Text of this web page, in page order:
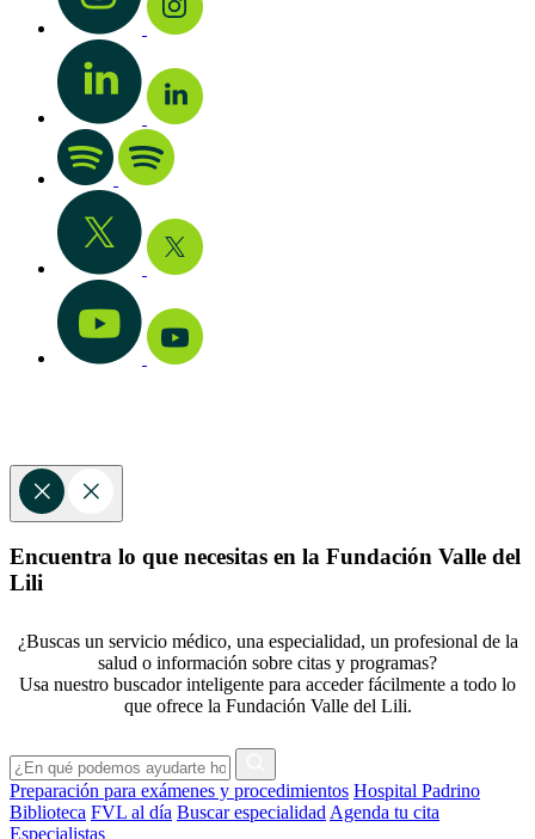
Encuentra lo que necesitas en la Fundación Valle del
Lili
¿Buscas un servicio médico, una especialidad, un profesional de la
salud o información sobre citas y programas?
Usa nuestro buscador inteligente para acceder fácilmente a todo lo
que ofrece la Fundación Valle del Lili.
Preparación para exámenes y procedimientos Hospital Padrino
Biblioteca FVL al día Buscar especialidad Agenda tu cita
Especialistas